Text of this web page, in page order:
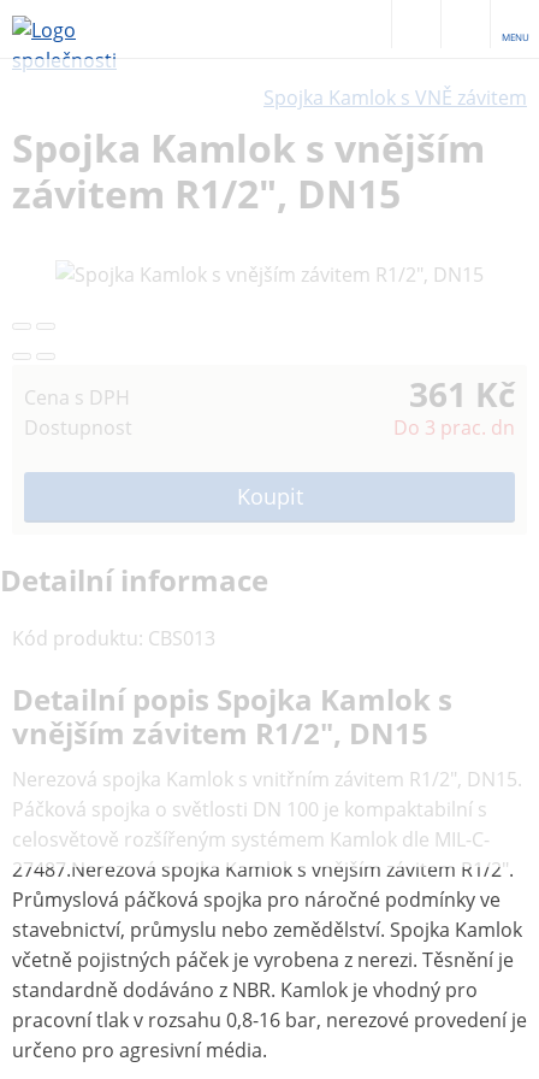
MENU
Spojka Kamlok s VNĚ závitem
Spojka Kamlok s vnějším
závitem R1/2", DN15
Cena s DPH 361 Kč
Dostupnost Do 3 prac. dn
Detailní informace
Kód produktu: CBS013
Detailní popis Spojka Kamlok s
vnějším závitem R1/2", DN15
Nerezová spojka Kamlok s vnitřním závitem R1/2", DN15.
Páčková spojka o světlosti DN 100 je kompaktabilní s
celosvětově rozšířeným systémem Kamlok dle MIL-C-
27487.Nerezová spojka Kamlok s vnějším závitem R1/2".
Průmyslová páčková spojka pro náročné podmínky ve
stavebnictví, průmyslu nebo zemědělství. Spojka Kamlok
včetně pojistných páček je vyrobena z nerezi. Těsnění je
standardně dodáváno z NBR. Kamlok je vhodný pro
pracovní tlak v rozsahu 0,8-16 bar, nerezové provedení je
určeno pro agresivní média.